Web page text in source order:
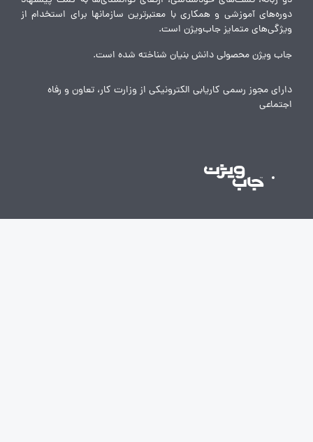
دوره‌های آموزشی و همکاری با معتبرترین سازمانها برای استخدام از
ویژگی‌های متمایز جاب‌ویژن است.
جاب ویژن محصولی دانش بنیان شناخته شده است.
دارای مجوز رسمی کاریابی الکترونیکی از وزارت کار، تعاون و رفاه
اجتماعی